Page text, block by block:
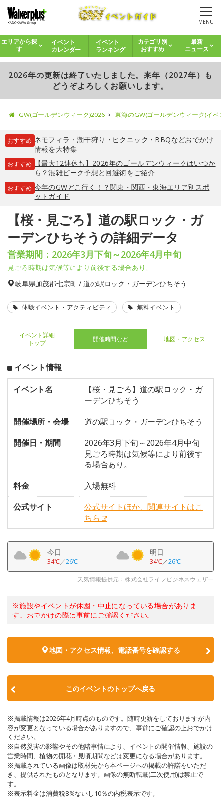
MENU
エリアから探
す
イベント
カレンダー
イベント
ランキング
カテゴリ別
おすすめ
最新
ニュース
2026年の更新は終了いたしました。来年（2027年）も
どうぞよろしくお願いします。
GW(ゴールデンウィーク)2026 東海のGW(ゴールデンウィーク)イ
おすすめ ネモフィラ ・ 潮干狩り ・ ピクニック ・ BBQなどおでかけ
情報を大特集
おすすめ
【最大12連休も】2026年のゴールデンウィークはいつか
ら？混雑ピーク予想と回避術をご紹介
おすすめ 今年のGWどこ行く！？関東・関西・東海エリア別スポ
ットガイド
【桜・見ごろ】道の駅ロック・ガ
ーデンひちそうの詳細データ
営業期間：2026年3月下旬～2026年4月中旬
見ごろ時期は気候等により前後する場合あり。
岐阜県加茂郡七宗町 / 道の駅ロック・ガーデンひちそう
体験イベント・アクティビティ 無料イベント
イベント詳細
トップ
開催時間など 地図・アクセス
イベント情報
イベント名
【桜・見ごろ】道の駅ロック・ガ
ーデンひちそう
開催場所・会場
道の駅ロック・ガーデンひちそう
開催日・期間
2026年3月下旬～2026年4月中旬
見ごろ時期は気候等により前後す
る場合あり。
料金
入場無料
公式サイト
公式サイトほか、関連サイトはこ
ちら
今日
34℃／26℃
明日
34℃／26℃
天気情報提供元：株式会社ライフビジネスウェザー
※施設やイベントが休園・中止になっている場合がありま
す。おでかけの際は事前にご確認ください。
地図・アクセス情報、電話番号を確認する
このイベントのトップへ戻る
※掲載情報は2026年4月時点のものです。随時更新をしておりますが内
容が変更となっている場合がありますので、事前にご確認の上おでかけ
ください。
※自然災害の影響やその他諸事情により、イベントの開催情報、施設の
営業時間、植物の開花・見頃期間などは変更になる場合があります。
※掲載されている画像は取材先から本ページへの掲載の許諾をいただ
き、提供されたものとなります。画像の無断転載(二次使用)は禁止で
す。
※表示料金は消費税8％ないし10％の内税表示です。